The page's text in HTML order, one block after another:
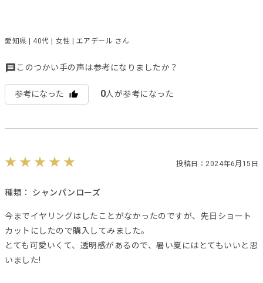
愛知県 | 40代 | 女性 | エアデール さん
このつかい手の声は参考になりましたか？
参考になった 0人が参考になった
投稿日：2024年6月15日
種類： シャンパンローズ
今までイヤリングはしたことがなかったのですが、先日ショート
カットにしたので購入してみました。
とても可愛いくて、透明感があるので、暑い夏にはとてもいいと思
いました!